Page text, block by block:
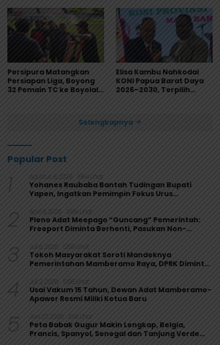
Persipura Matangkan
Persiapan Liga, Boyong
32 Pemain TC ke Boyolali
Elisa Kambu Nahkodai
KONI Papua Barat Daya
2026–2030, Terpilih
Selengkapnya
Popular Post
1 Agustus 6, 2026 1954 Lihat
Yohanes Raubaba Bantah Tudingan Bupati
Yapen, Ingatkan Pemimpin Fokus Urus
2 April 9, 2026 1369 Lihat
Pleno Adat Meepago “Guncang” Pemerintah:
Freeport Diminta Berhenti, Pasukan Non-
3 Juli 6, 2026 1259 Lihat
Tokoh Masyarakat Soroti Mandeknya
Pemerintahan Mamberamo Raya, DPRK Diminta
4 Juli 2, 2026 1095 Lihat
Usai Vakum 15 Tahun, Dewan Adat Mamberamo-
Apawer Resmi Miliki Ketua Baru
5 Juni 27, 2026 1041 Lihat
Peta Babak Gugur Makin Lengkap, Belgia,
Prancis, Spanyol, Senegal dan Tanjung Verde